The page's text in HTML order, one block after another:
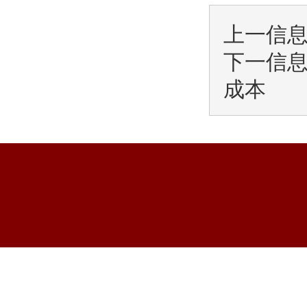
上一信
下一信
成本